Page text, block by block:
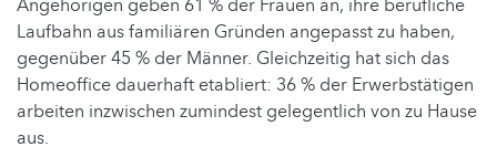
Angehörigen geben 61 % der Frauen an, ihre berufliche
Laufbahn aus familiären Gründen angepasst zu haben,
gegenüber 45 % der Männer. Gleichzeitig hat sich das
Homeoffice dauerhaft etabliert: 36 % der Erwerbstätigen
arbeiten inzwischen zumindest gelegentlich von zu Hause
aus.